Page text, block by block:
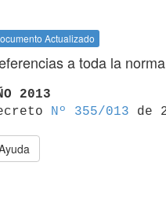
Actualizado
a toda la norma
2013
Nº 355/013